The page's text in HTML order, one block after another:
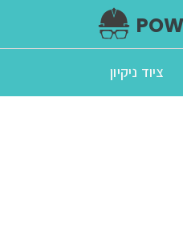
ציוד ניקיון